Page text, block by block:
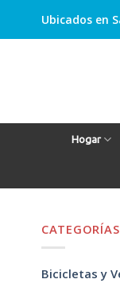
Ubicados en
Hogar
Bicicletas y